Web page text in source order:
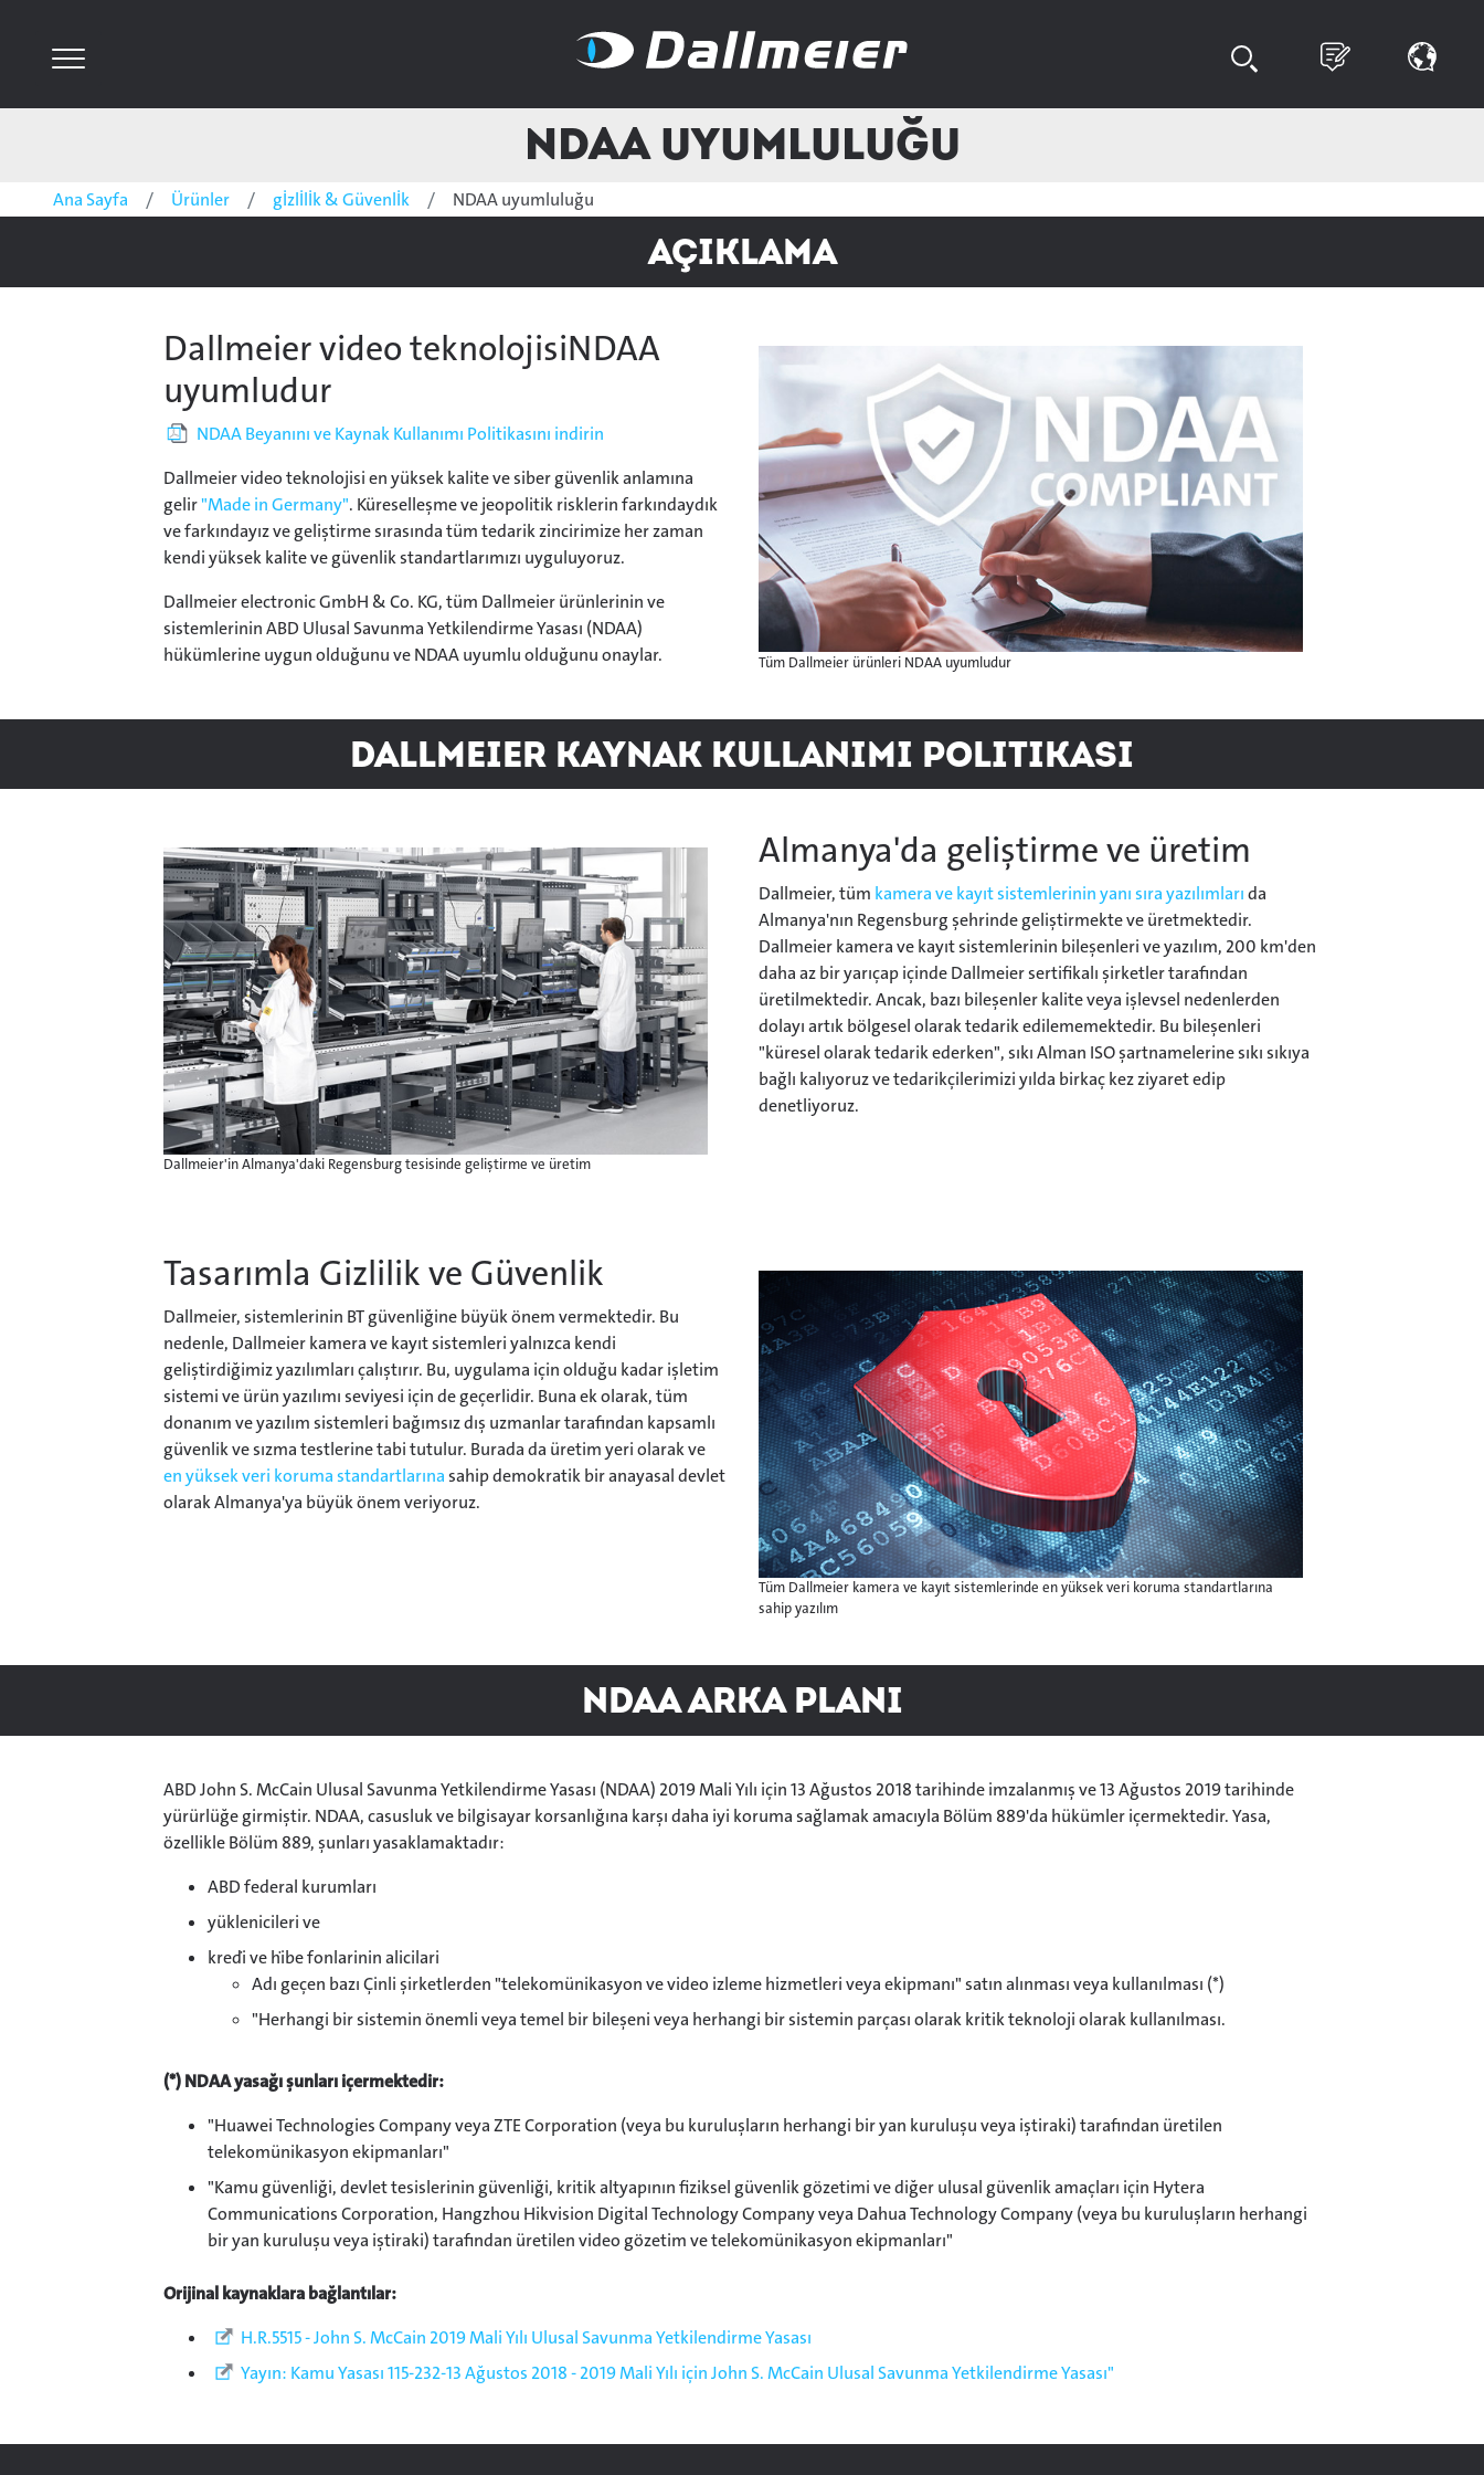
NDAA uyumluluğu
Ana Sayfa Ürünler gİzlİlİk & Güvenlİk NDAA uyumluluğu
Açıklama
Dallmeier video teknolojisiNDAA
uyumludur
NDAA Beyanını ve Kaynak Kullanımı Politikasını indirin
Dallmeier video teknolojisi en yüksek kalite ve siber güvenlik anlamına
gelir"Made in Germany". Küreselleşme ve jeopolitik risklerin farkındaydık
ve farkındayız ve geliştirme sırasında tüm tedarik zincirimize her zaman
kendi yüksek kalite ve güvenlik standartlarımızı uyguluyoruz.
Dallmeier electronic GmbH & Co. KG, tüm Dallmeier ürünlerinin ve
sistemlerinin ABD Ulusal Savunma Yetkilendirme Yasası (NDAA)
hükümlerine uygun olduğunu ve NDAA uyumlu olduğunu onaylar.
Tüm Dallmeier ürünleri NDAA uyumludur
Dallmeier Kaynak Kullanımı Politikası
Dallmeier'in Almanya'daki Regensburg tesisinde geliştirme ve üretim
Almanya'da geliştirme ve üretim
Dallmeier, tüm kamera ve kayıt sistemlerinin yanı sıra yazılımlarıda
Almanya'nın Regensburg şehrinde geliştirmekte ve üretmektedir.
Dallmeier kamera ve kayıt sistemlerinin bileşenleri ve yazılım, 200 km'den
daha az bir yarıçap içinde Dallmeier sertifikalı şirketler tarafından
üretilmektedir. Ancak, bazı bileşenler kalite veya işlevsel nedenlerden
dolayı artık bölgesel olarak tedarik edilememektedir. Bu bileşenleri
"küresel olarak tedarik ederken", sıkı Alman ISO şartnamelerine sıkı sıkıya
bağlı kalıyoruz ve tedarikçilerimizi yılda birkaç kez ziyaret edip
denetliyoruz.
Tasarımla Gizlilik ve Güvenlik
Dallmeier, sistemlerinin BT güvenliğine büyük önem vermektedir. Bu
nedenle, Dallmeier kamera ve kayıt sistemleri yalnızca kendi
geliştirdiğimiz yazılımları çalıştırır. Bu, uygulama için olduğu kadar işletim
sistemi ve ürün yazılımı seviyesi için de geçerlidir. Buna ek olarak, tüm
donanım ve yazılım sistemleri bağımsız dış uzmanlar tarafından kapsamlı
güvenlik ve sızma testlerine tabi tutulur. Burada da üretim yeri olarak ve
en yüksek veri koruma standartlarınasahip demokratik bir anayasal devlet
olarak Almanya'ya büyük önem veriyoruz.
Tüm Dallmeier kamera ve kayıt sistemlerinde en yüksek veri koruma standartlarına
sahip yazılım
NDAA Arka Planı
ABD John S. McCain Ulusal Savunma Yetkilendirme Yasası (NDAA) 2019 Mali Yılı için 13 Ağustos 2018 tarihinde imzalanmış ve 13 Ağustos 2019 tarihinde
yürürlüğe girmiştir. NDAA, casusluk ve bilgisayar korsanlığına karşı daha iyi koruma sağlamak amacıyla Bölüm 889'da hükümler içermektedir. Yasa,
özellikle Bölüm 889, şunları yasaklamaktadır:
ABD federal kurumları
yüklenicileri ve
kredi̇ ve hi̇be fonlarinin alicilari
Adı geçen bazı Çinli şirketlerden "telekomünikasyon ve video izleme hizmetleri veya ekipmanı" satın alınması veya kullanılması (*)
"Herhangi bir sistemin önemli veya temel bir bileşeni veya herhangi bir sistemin parçası olarak kritik teknoloji olarak kullanılması.
(*) NDAA yasağı şunları içermektedir:
"Huawei Technologies Company veya ZTE Corporation (veya bu kuruluşların herhangi bir yan kuruluşu veya iştiraki) tarafından üretilen
telekomünikasyon ekipmanları"
"Kamu güvenliği, devlet tesislerinin güvenliği, kritik altyapının fiziksel güvenlik gözetimi ve diğer ulusal güvenlik amaçları için Hytera
Communications Corporation, Hangzhou Hikvision Digital Technology Company veya Dahua Technology Company (veya bu kuruluşların herhangi
bir yan kuruluşu veya iştiraki) tarafından üretilen video gözetim ve telekomünikasyon ekipmanları"
Orijinal kaynaklara bağlantılar:
H.R.5515 - John S. McCain 2019 Mali Yılı Ulusal Savunma Yetkilendirme Yasası
Yayın: Kamu Yasası 115-232-13 Ağustos 2018 - 2019 Mali Yılı için John S. McCain Ulusal Savunma Yetkilendirme Yasası"